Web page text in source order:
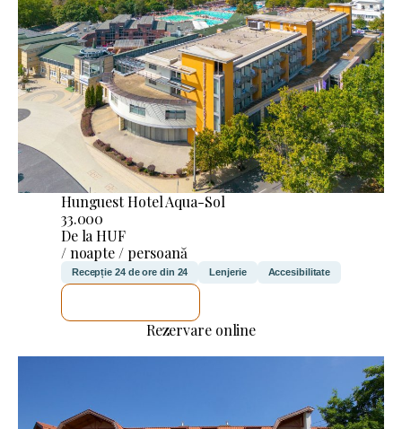
Hunguest Hotel Aqua-Sol
33.000
De la HUF
/ noapte / persoană
Recepție 24 de ore din 24 Lenjerie Accesibilitate
Rezervare online